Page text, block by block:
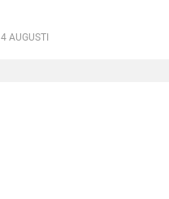
4 AUGUSTI